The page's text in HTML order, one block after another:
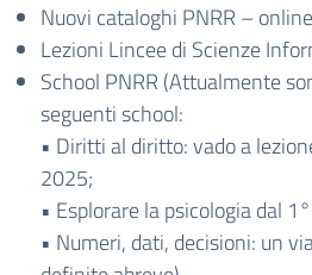
Nuovi cataloghi PNRR –
Lezioni Lincee di Scienze
School PNRR (Attualmente
seguenti school:
• Diritti al diritto: vado a
2025;
• Esplorare la psicologia dal
• Numeri, dati, decisioni: un